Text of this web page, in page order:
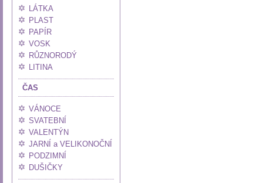
LÁTKA
PLAST
PAPÍR
VOSK
RŮZNORODÝ
LITINA
ČAS
VÁNOCE
SVATEBNÍ
VALENTÝN
JARNÍ a VELIKONOČNÍ
PODZIMNÍ
DUŠIČKY